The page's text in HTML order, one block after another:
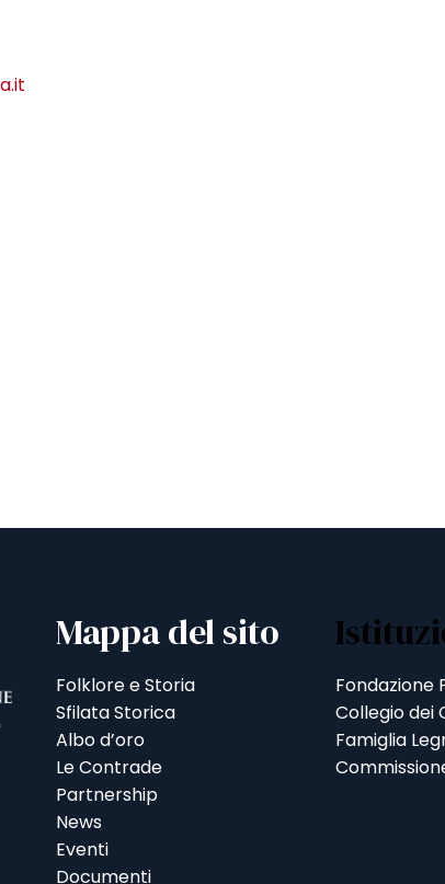
Mappa del sito
Folklore e Storia
Sfilata Storica
Albo d’oro
Le Contrade
Partnership
News
Eventi
Documenti
Fondazione
Collegio dei
Famiglia